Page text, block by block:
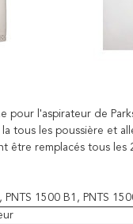
pour l'aspirateur de
tous les poussière et
être remplacés tous les
1500 B1, PNTS